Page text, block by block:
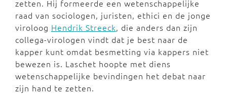
zetten. Hij formeerde een wetenschappelijke
raad van sociologen, juristen, ethici en de jonge
viroloog Hendrik Streeck, die anders dan zijn
collega-virologen vindt dat je best naar de
kapper kunt omdat besmetting via kappers niet
bewezen is. Laschet hoopte met diens
wetenschappelijke bevindingen het debat naar
zijn hand te zetten.